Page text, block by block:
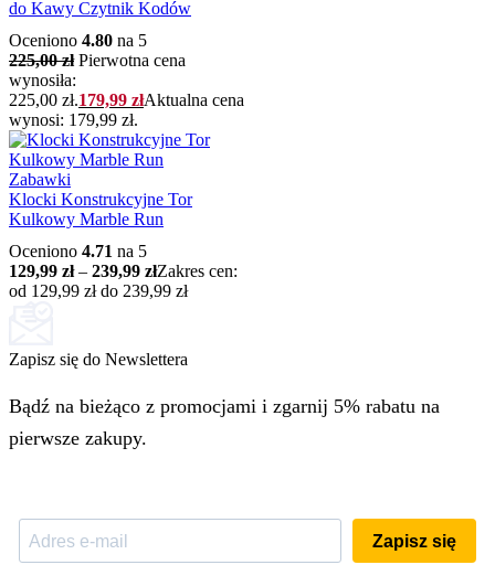
do Kawy Czytnik Kodów
Oceniono 4.80 na 5
225,00zł Pierwotna cena
wynosiła:
225,00 zł.179,99 złAktualna cena
wynosi: 179,99 zł.
Zabawki
Klocki Konstrukcyjne Tor
Kulkowy Marble Run
Oceniono 4.71 na 5
129,99 zł – 239,99 złZakres cen:
od 129,99 zł do 239,99 zł
Zapisz się do Newslettera
Bądź na bieżąco z promocjami i zgarnij 5% rabatu na
pierwsze zakupy.
Zapisz się